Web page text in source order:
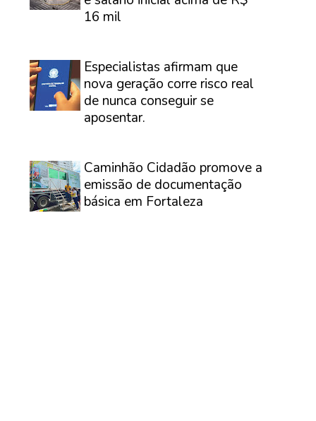
16 mil
Especialistas afirmam que
nova geração corre risco real
de nunca conseguir se
aposentar.
Caminhão Cidadão promove a
emissão de documentação
básica em Fortaleza